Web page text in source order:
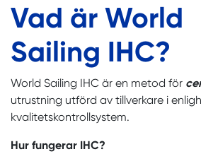
Vad är World
Sailing IHC?
World Sailing IHC är en metod för
utrustning utförd av tillverkare i
kvalitetskontrollsystem.
Hur fungerar IHC?